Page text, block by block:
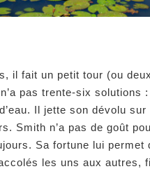
il fait un petit tour (ou
pas trente-six solutions
Il jette son dévolu
Smith n’a pas de goût
Sa fortune lui permet
les uns aux autres,